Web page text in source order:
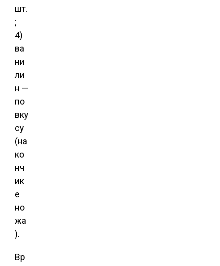
шт.
;
4)
ва
ни
ли
н —
по
вку
су
(на
ко
нч
ик
е
но
жа
).
Вр